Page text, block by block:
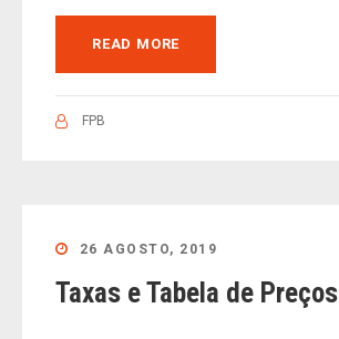
READ MORE
FPB
26 AGOSTO, 2019
Taxas e Tabela de Preços